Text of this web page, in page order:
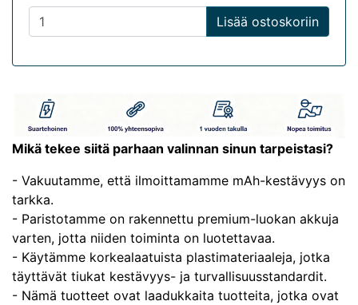
Lisää ostoskoriin
Mikä tekee siitä parhaan valinnan sinun tarpeistasi?
- Vakuutamme, että ilmoittamamme mAh-kestävyys on
tarkka.
- Paristotamme on rakennettu premium-luokan akkuja
varten, jotta niiden toiminta on luotettavaa.
- Käytämme korkealaatuista plastimateriaaleja, jotka
täyttävät tiukat kestävyys- ja turvallisuusstandardit.
- Nämä tuotteet ovat laadukkaita tuotteita, jotka ovat